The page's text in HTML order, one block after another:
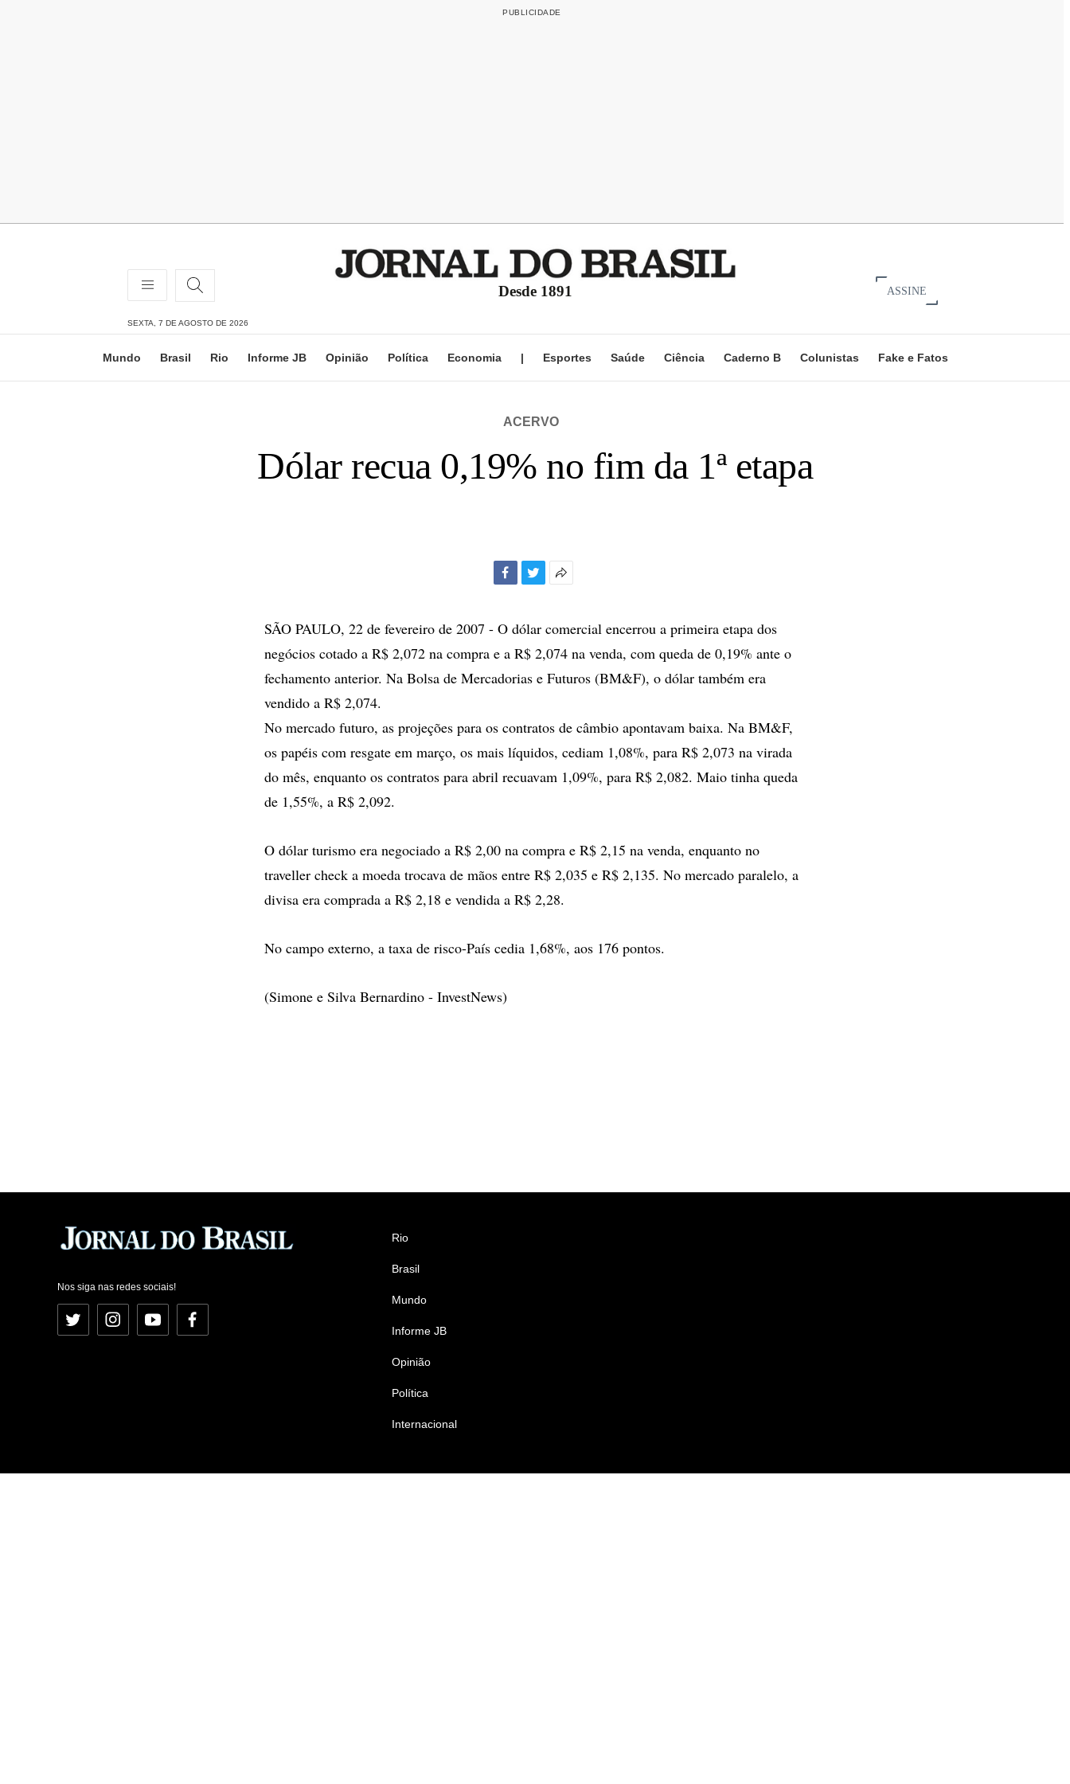
Desde 1891 ASSINE
SEXTA, 7 DE AGOSTO DE 2026
Mundo Brasil Rio Informe JB Opinião Política Economia | Esportes Saúde Ciência Caderno B Colunistas Fake e Fatos
ACERVO
Dólar recua 0,19% no fim da 1ª etapa
compartilhamento
SÃO PAULO, 22 de fevereiro de 2007 - O dólar comercial encerrou a primeira etapa dos
negócios cotado a R$ 2,072 na compra e a R$ 2,074 na venda, com queda de 0,19% ante o
fechamento anterior. Na Bolsa de Mercadorias e Futuros (BM&F), o dólar também era
vendido a R$ 2,074.
No mercado futuro, as projeções para os contratos de câmbio apontavam baixa. Na BM&F,
os papéis com resgate em março, os mais líquidos, cediam 1,08%, para R$ 2,073 na virada
do mês, enquanto os contratos para abril recuavam 1,09%, para R$ 2,082. Maio tinha queda
de 1,55%, a R$ 2,092.
O dólar turismo era negociado a R$ 2,00 na compra e R$ 2,15 na venda, enquanto no
traveller check a moeda trocava de mãos entre R$ 2,035 e R$ 2,135. No mercado paralelo, a
divisa era comprada a R$ 2,18 e vendida a R$ 2,28.
No campo externo, a taxa de risco-País cedia 1,68%, aos 176 pontos.
(Simone e Silva Bernardino - InvestNews)
Nos siga nas redes sociais!
Twitter InstagramYouTubeFacebook
Rio
Brasil
Mundo
Informe JB
Opinião
Política
Internacional